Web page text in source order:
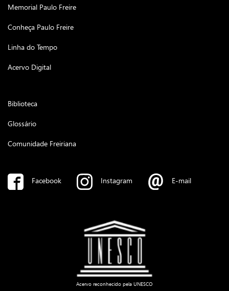
Memorial Paulo Freire
Conheça Paulo Freire
Linha do Tempo
Acervo Digital
Biblioteca
Glossário
Comunidade Freiriana
Facebook Instagram E-mail
Acervo reconhecido pela UNESCO